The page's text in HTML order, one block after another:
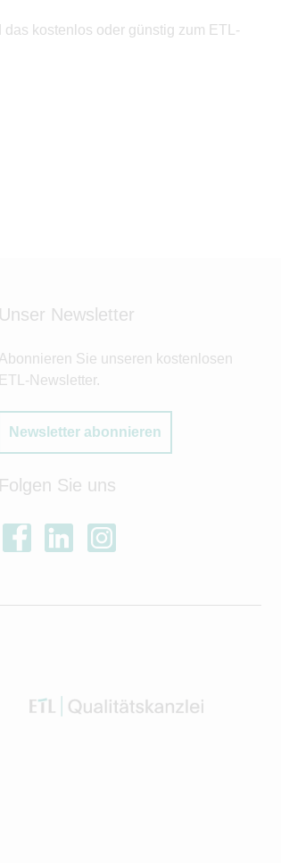
kostenlos oder günstig zum ETL-
Unser Newsletter
Abonnieren Sie unseren kostenlosen
ETL-Newsletter.
Newsletter abonnieren
Folgen Sie uns